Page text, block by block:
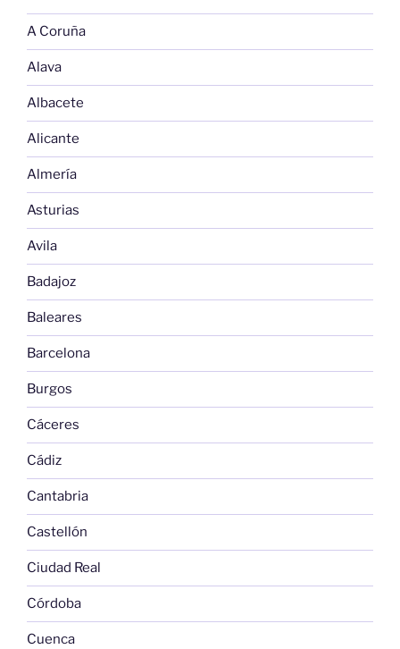
A Coruña
Alava
Albacete
Alicante
Almería
Asturias
Avila
Badajoz
Baleares
Barcelona
Burgos
Cáceres
Cádiz
Cantabria
Castellón
Ciudad Real
Córdoba
Cuenca